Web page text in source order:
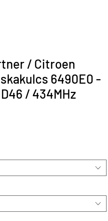
/ Citroen
6490E0 -
/ 434MHz